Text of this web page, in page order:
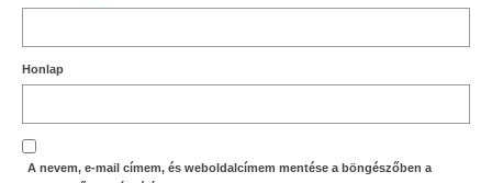
Honlap
A nevem, e-mail címem, és weboldalcímem mentése a böngészőben a